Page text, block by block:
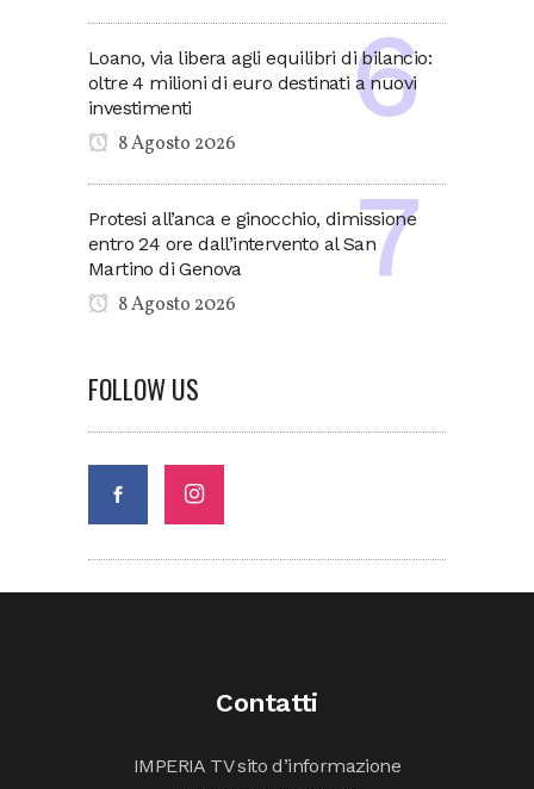
Loano, via libera agli equilibri di bilancio:
oltre 4 milioni di euro destinati a nuovi
investimenti
8 Agosto 2026
Protesi all’anca e ginocchio, dimissione
entro 24 ore dall’intervento al San
Martino di Genova
8 Agosto 2026
FOLLOW US
Contatti
IMPERIA TV sito d’informazione